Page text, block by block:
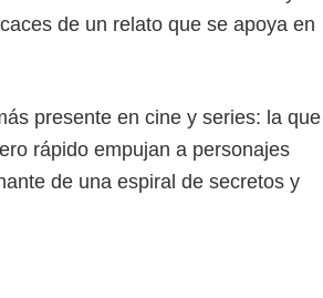
de un relato que se apoya en
presente en cine y series: la que
rápido empujan a personajes
de una espiral de secretos y